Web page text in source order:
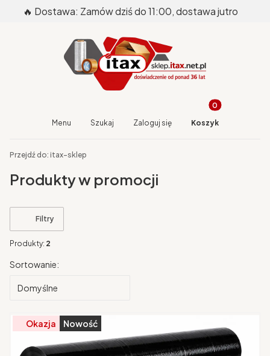
🔥 Dostawa: Zamów dziś do 11:00, dostawa jutro
Menu Szukaj Zaloguj się
Produkty w
Koszyk
Przejdź do: itax-sklep
Produkty w promocji
Filtry
Produkty: 2
Lista produktów
Sortowanie:
Domyślne
Okazja Nowość